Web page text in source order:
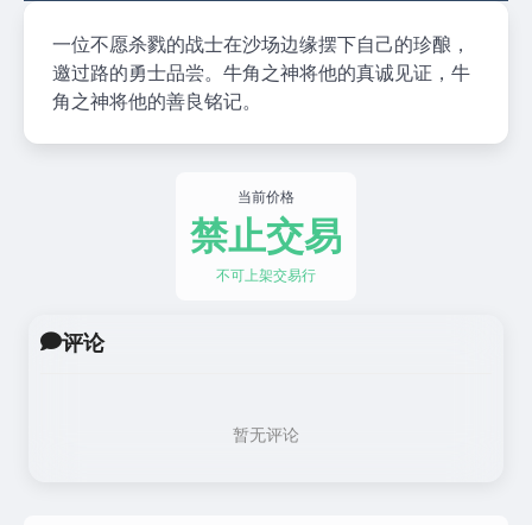
一位不愿杀戮的战士在沙场边缘摆下自己的珍酿，
邀过路的勇士品尝。牛角之神将他的真诚见证，牛
角之神将他的善良铭记。
当前价格
禁止交易
不可上架交易行
评论
暂无评论